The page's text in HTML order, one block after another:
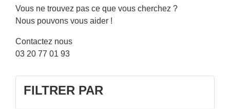
Vous ne trouvez pas ce que vous cherchez ?
Nous pouvons vous aider !
Contactez nous
03 20 77 01 93
FILTRER PAR